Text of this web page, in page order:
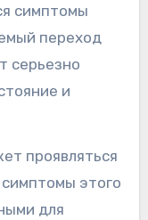
симптомы
переход
серьезно
и
проявляться
этого
для